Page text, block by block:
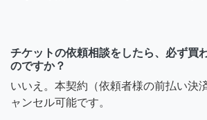
チケットの依頼相談をしたら、必ず買
のですか？
いいえ。本契約（依頼者様の前払い決
ャンセル可能です。